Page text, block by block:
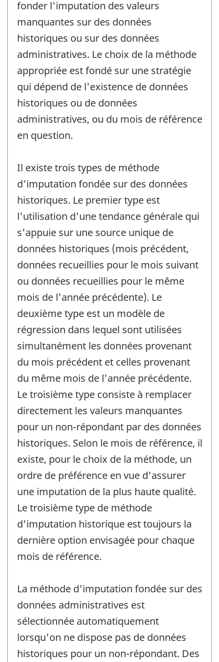
fonder l'imputation des valeurs
manquantes sur des données
historiques ou sur des données
administratives. Le choix de la méthode
appropriée est fondé sur une stratégie
qui dépend de l'existence de données
historiques ou de données
administratives, ou du mois de référence
en question.
Il existe trois types de méthode
d'imputation fondée sur des données
historiques. Le premier type est
l'utilisation d'une tendance générale qui
s'appuie sur une source unique de
données historiques (mois précédent,
données recueillies pour le mois suivant
ou données recueillies pour le même
mois de l'année précédente). Le
deuxième type est un modèle de
régression dans lequel sont utilisées
simultanément les données provenant
du mois précédent et celles provenant
du même mois de l'année précédente.
Le troisième type consiste à remplacer
directement les valeurs manquantes
pour un non-répondant par des données
historiques. Selon le mois de référence, il
existe, pour le choix de la méthode, un
ordre de préférence en vue d'assurer
une imputation de la plus haute qualité.
Le troisième type de méthode
d'imputation historique est toujours la
dernière option envisagée pour chaque
mois de référence.
La méthode d'imputation fondée sur des
données administratives est
sélectionnée automatiquement
lorsqu'on ne dispose pas de données
historiques pour un non-répondant. Des